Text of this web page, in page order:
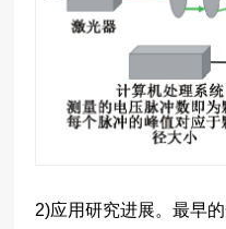
2)应用研究进展。最早